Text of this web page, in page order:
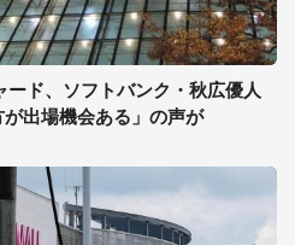
ド、ソフトバンク・秋広優人
出場機会ある」の声が